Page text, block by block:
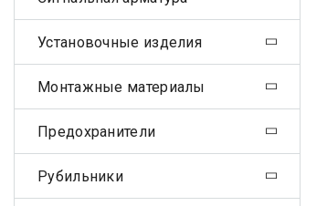
Установочные изделия
Монтажные материалы
Предохранители
Рубильники